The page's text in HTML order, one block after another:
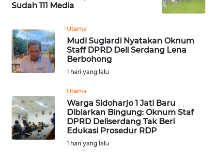
Sudah 111 Media
Utama
Mudi Sugiardi Nyatakan Oknum
Staff DPRD Deli Serdang Lena
Berbohong
1 hari yang lalu
Utama
Warga Sidoharjo 1 Jati Baru
Dibiarkan Bingung: Oknum Staf
DPRD Deliserdang Tak Beri
Edukasi Prosedur RDP
1 hari yang lalu
PAPUA
WN
PAPUA
BARAT
WN
SERAMBI